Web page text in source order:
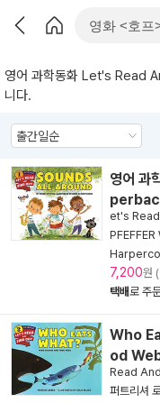
영어 과학동화 Let's Read
니다.
영어
et's
PFEFFER
7,200원
택배로 주
Who
od
Read
퍼트리셔